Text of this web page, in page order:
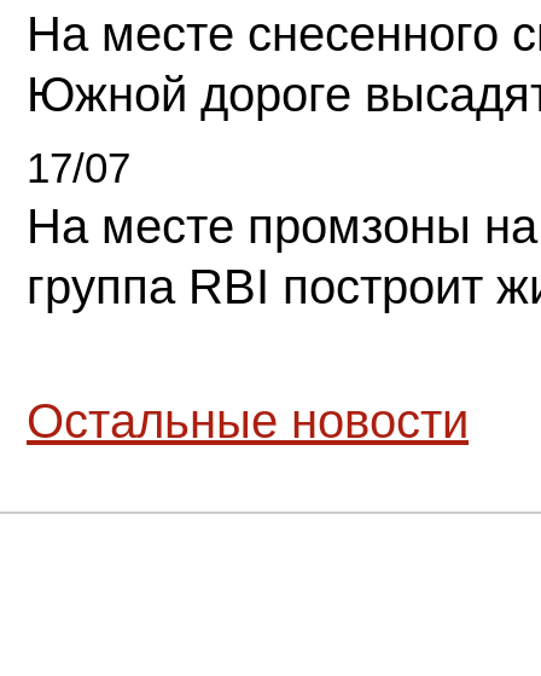
На месте снесенного
Южной дороге
17/07
На месте промзоны
группа RBI построит
Остальные новости